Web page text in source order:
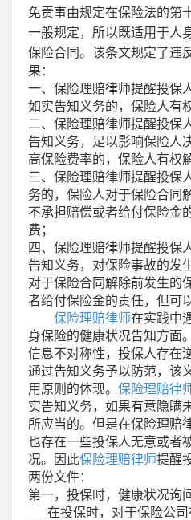
免责事由规定在保险法的第
一般规定，所以既适用于人
保险合同。 该条文规定了违
果：
一、保险理赔律师提醒投保
如实告知义务的，保险人有
二、保险理赔律师提醒投保
告知义务，足以影响保险人
高保险费率的，保险人有权
三、保险理赔律师提醒投保
务的，保险人对于保险合同
不承担赔偿或者给付保险金
费；
四、保险理赔律师提醒投保
告知义务，对保险事故的发
对于保险合同解除前发生的
者给付保险金的责任，但可
保险理赔律师在实践中
身保险的健康状况告知方面
信息不对称性，投保人存在
通过告知义务予以防范，该
用原则的体现。 保险理赔律
实告知义务，如果有意隐瞒
所应当的。但是在保险理赔
也存在一些投保人无意或者
况。因此保险理赔律师提醒
两份文件：
第一，投保时，健康状况询
在投保时，对于保险公司